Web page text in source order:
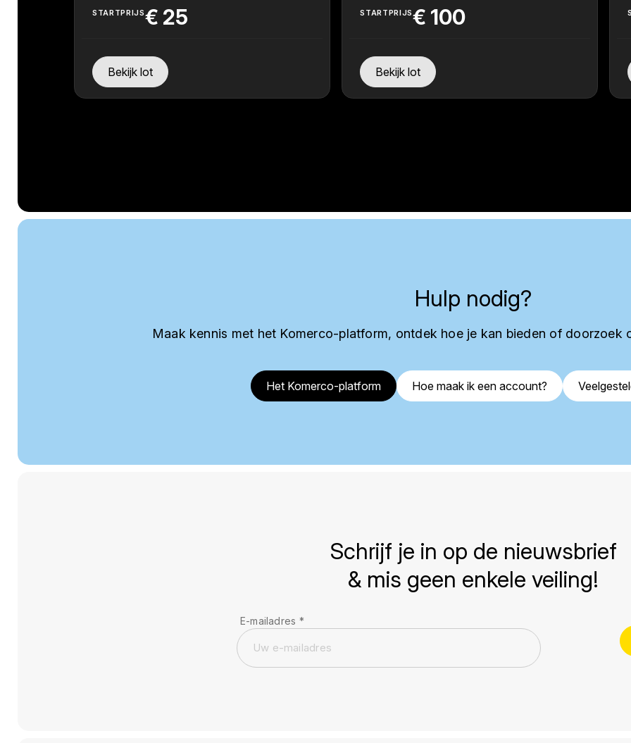
STARTPRIJS€ 25
Bekijk lot
STARTPRIJS€ 100
Bekijk lot
Hulp nodig?
Maak kennis met het Komerco-platform, ontdek hoe je kan bieden of doorzoek
Het Komerco-platform Hoe maak ik een account?
Schrijf je in op de nieuwsbrief
& mis geen enkele veiling!
E-mailadres *